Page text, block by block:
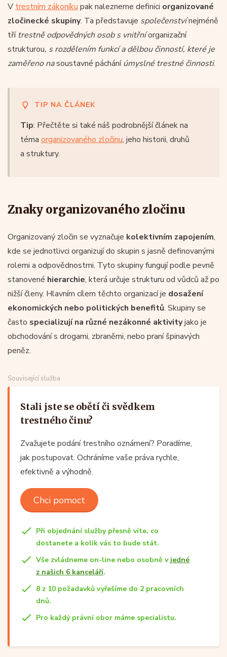
V trestním zákoníku pak nalezneme definici organizované
zločinecké skupiny. Ta představuje společenstvínejméně
třítrestně odpovědných osob s vnitřníorganizační
strukturou, s rozdělením funkcí a dělbou činností, které je
zaměřeno nasoustavné pácháníúmyslné trestné činnosti.
TIP NA ČLÁNEK
Tip: Přečtěte si také náš podrobnější článek na
téma organizovaného zločinu, jeho historii, druhů
a struktury.
Znaky organizovaného zločinu
Organizovaný zločin se vyznačuje kolektivním zapojením,
kde se jednotlivci organizují do skupin s jasně definovanými
rolemi a odpovědnostmi. Tyto skupiny fungují podle pevně
stanovené hierarchie, která určuje strukturu od vůdců až po
nižší členy. Hlavním cílem těchto organizací je dosažení
ekonomických nebo politických benefitů. Skupiny se
často specializují na různé nezákonné aktivityjako je
obchodování s drogami, zbraněmi, nebo praní špinavých
peněz.
Související služba
Stali jste se obětí či svědkem
trestného činu?
Zvažujete podání trestního oznámení? Poradíme,
jak postupovat. Ochráníme vaše práva rychle,
efektivně a výhodně.
Chci pomoct
Při objednání služby přesně víte, co
dostanete a kolik vás to bude stát.
Vše zvládneme on-line nebo osobně v jedné
z našich 6 kanceláří.
8 z 10 požadavků vyřešíme do 2 pracovních
dnů.
Pro každý právní obor máme specialistu.